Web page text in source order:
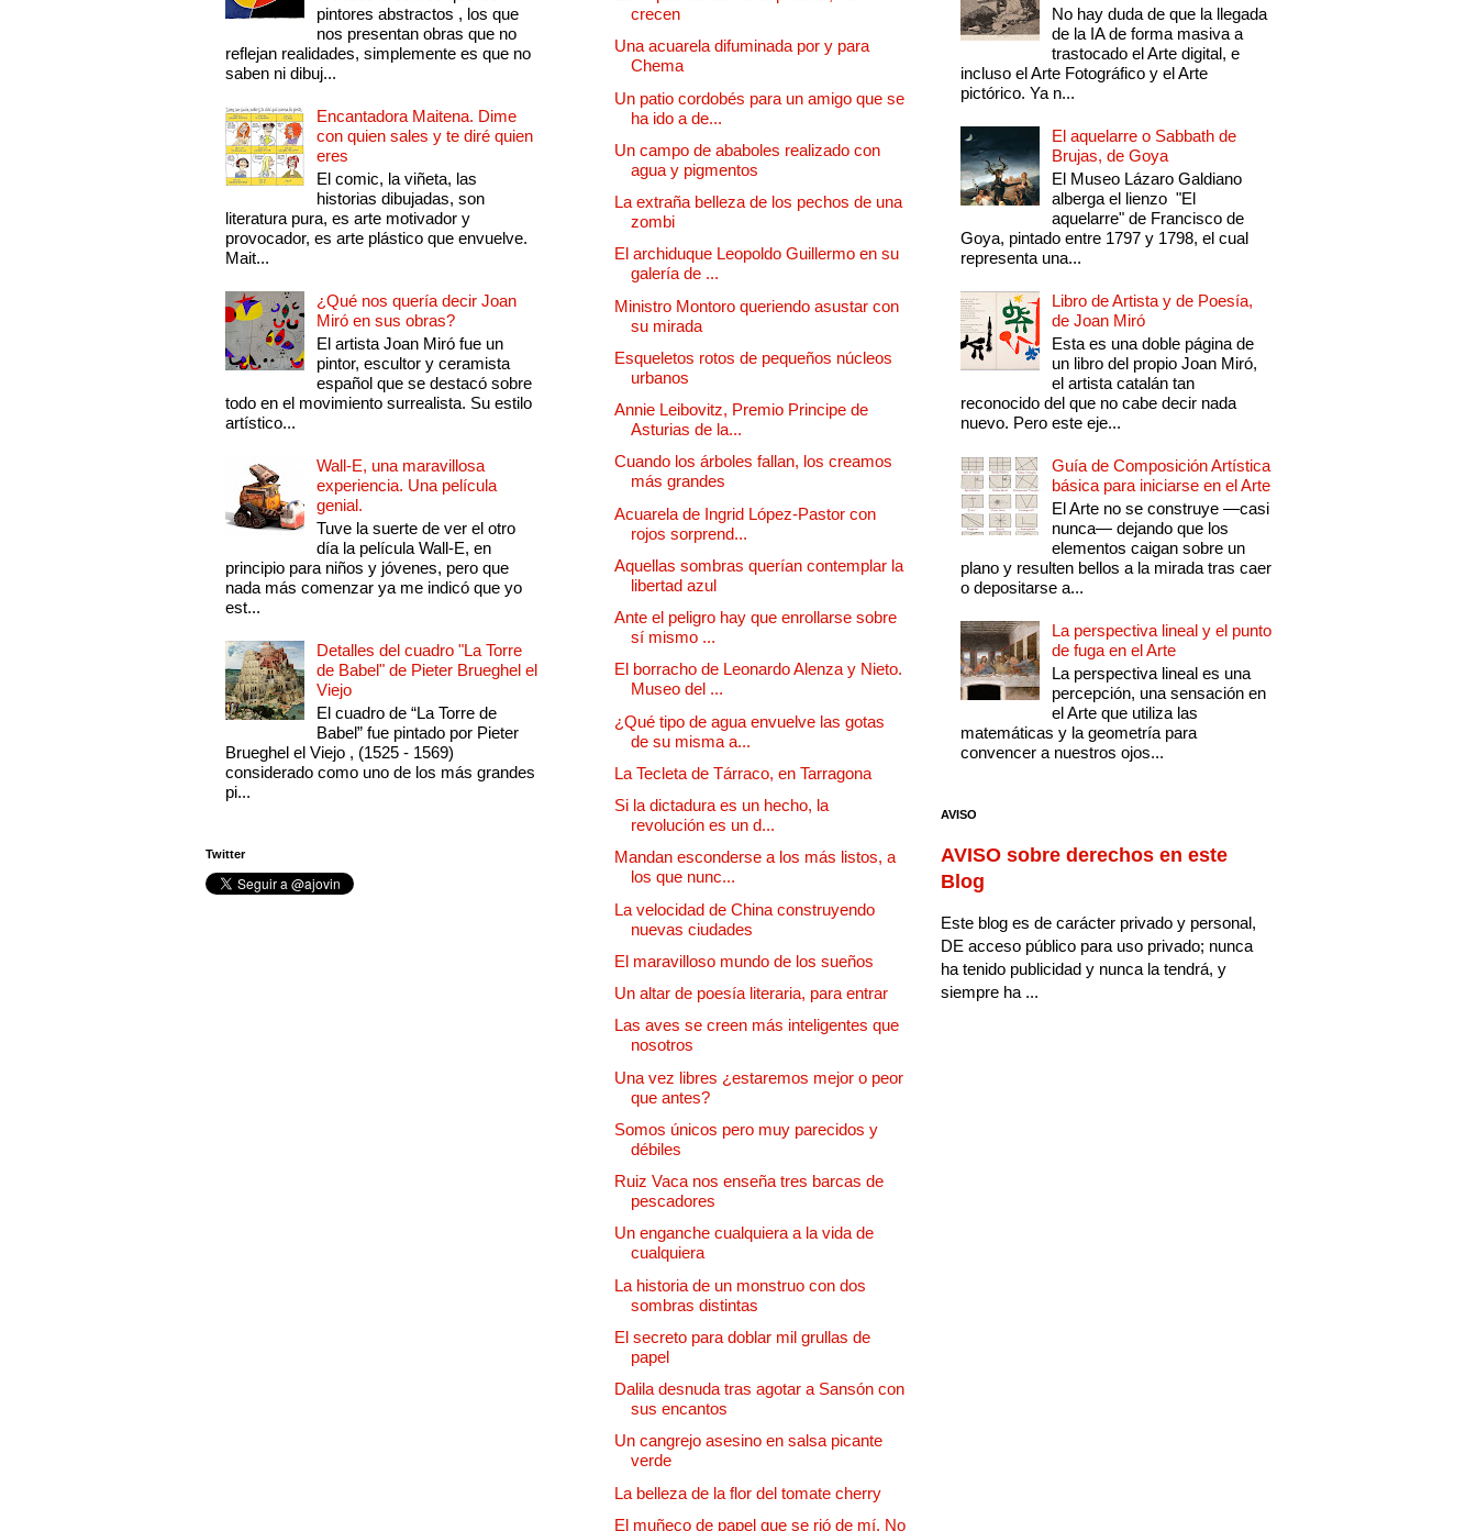
pintores abstractos , los que
nos presentan obras que no
reflejan realidades, simplemente es que no
saben ni dibuj...
Encantadora Maitena. Dime
con quien sales y te diré quien
eres
El comic, la viñeta, las
historias dibujadas, son
literatura pura, es arte motivador y
provocador, es arte plástico que envuelve.
Mait...
¿Qué nos quería decir Joan
Miró en sus obras?
El artista Joan Miró fue un
pintor, escultor y ceramista
español que se destacó sobre
todo en el movimiento surrealista. Su estilo
artístico...
Wall-E, una maravillosa
experiencia. Una película
genial.
Tuve la suerte de ver el otro
día la película Wall-E, en
principio para niños y jóvenes, pero que
nada más comenzar ya me indicó que yo
est...
Detalles del cuadro "La Torre
de Babel" de Pieter Brueghel el
Viejo
El cuadro de “La Torre de
Babel” fue pintado por Pieter
Brueghel el Viejo , (1525 - 1569)
considerado como uno de los más grandes
pi...
Twitter
crecen
Una acuarela difuminada por y para
Chema
Un patio cordobés para un amigo que se
ha ido a de...
Un campo de ababoles realizado con
agua y pigmentos
La extraña belleza de los pechos de una
zombi
El archiduque Leopoldo Guillermo en su
galería de ...
Ministro Montoro queriendo asustar con
su mirada
Esqueletos rotos de pequeños núcleos
urbanos
Annie Leibovitz, Premio Principe de
Asturias de la...
Cuando los árboles fallan, los creamos
más grandes
Acuarela de Ingrid López-Pastor con
rojos sorprend...
Aquellas sombras querían contemplar la
libertad azul
Ante el peligro hay que enrollarse sobre
sí mismo ...
El borracho de Leonardo Alenza y Nieto.
Museo del ...
¿Qué tipo de agua envuelve las gotas
de su misma a...
La Tecleta de Tárraco, en Tarragona
Si la dictadura es un hecho, la
revolución es un d...
Mandan esconderse a los más listos, a
los que nunc...
La velocidad de China construyendo
nuevas ciudades
El maravilloso mundo de los sueños
Un altar de poesía literaria, para entrar
Las aves se creen más inteligentes que
nosotros
Una vez libres ¿estaremos mejor o peor
que antes?
Somos únicos pero muy parecidos y
débiles
Ruiz Vaca nos enseña tres barcas de
pescadores
Un enganche cualquiera a la vida de
cualquiera
La historia de un monstruo con dos
sombras distintas
El secreto para doblar mil grullas de
papel
Dalila desnuda tras agotar a Sansón con
sus encantos
Un cangrejo asesino en salsa picante
verde
La belleza de la flor del tomate cherry
El muñeco de papel que se rió de mí. No
No hay duda de que la llegada
de la IA de forma masiva a
trastocado el Arte digital, e
incluso el Arte Fotográfico y el Arte
pictórico. Ya n...
El aquelarre o Sabbath de
Brujas, de Goya
El Museo Lázaro Galdiano
alberga el lienzo "El
aquelarre" de Francisco de
Goya, pintado entre 1797 y 1798, el cual
representa una...
Libro de Artista y de Poesía,
de Joan Miró
Esta es una doble página de
un libro del propio Joan Miró,
el artista catalán tan
reconocido del que no cabe decir nada
nuevo. Pero este eje...
Guía de Composición Artística
básica para iniciarse en el Arte
El Arte no se construye —casi
nunca— dejando que los
elementos caigan sobre un
plano y resulten bellos a la mirada tras caer
o depositarse a...
La perspectiva lineal y el punto
de fuga en el Arte
La perspectiva lineal es una
percepción, una sensación en
el Arte que utiliza las
matemáticas y la geometría para
convencer a nuestros ojos...
AVISO
AVISO sobre derechos en este
Blog
Este blog es de carácter privado y personal,
DE acceso público para uso privado; nunca
ha tenido publicidad y nunca la tendrá, y
siempre ha ...